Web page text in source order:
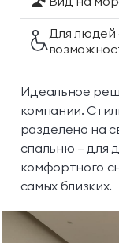
Для людей
Идеальное
компании.
разделено на
спальню — для
комфортного
самых близких.